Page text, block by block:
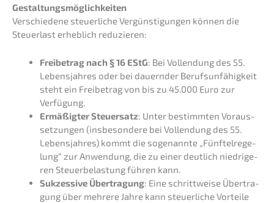
Gestaltungsmöglichkeiten
Verschie­de­ne steuer­li­che Vergüns­ti­gun­gen können die
Steuer­last erheb­lich reduzieren:
Freibe­trag nach § 16 EStG: Bei Vollendung des 55.
Lebens­jah­res oder bei dauern­der Berufs­un­fä­hig­keit
steht ein Freibe­trag von bis zu 45.000 Euro zur
Verfügung.
Ermäßig­ter Steuer­satz: Unter bestimm­ten Voraus­
set­zun­gen (insbe­son­de­re bei Vollendung des 55.
Lebens­jah­res) kommt die sogenann­te „Fünftel­re­ge­
lung“ zur Anwen­dung, die zu einer deutlich niedri­ge­
ren Steuer­be­las­tung führen kann.
Sukzes­si­ve Übertra­gung: Eine schritt­wei­se Übertra­
gung über mehre­re Jahre kann steuer­li­che Vortei­le